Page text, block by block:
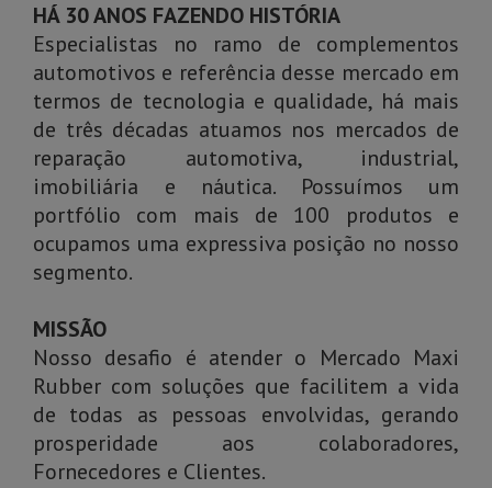
HÁ 30 ANOS FAZENDO HISTÓRIA
Especialistas no ramo de complementos
automotivos e referência desse mercado em
termos de tecnologia e qualidade, há mais
de três décadas atuamos nos mercados de
reparação automotiva, industrial,
imobiliária e náutica. Possuímos um
portfólio com mais de 100 produtos e
ocupamos uma expressiva posição no nosso
segmento.
MISSÃO
Nosso desafio é atender o Mercado Maxi
Rubber com soluções que facilitem a vida
de todas as pessoas envolvidas, gerando
prosperidade aos colaboradores,
Fornecedores e Clientes.